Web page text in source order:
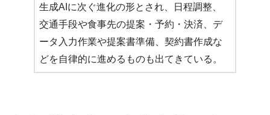
生成AIに次ぐ進化の形とされ、日程調整、
交通手段や食事先の提案・予約・決済、デ
ータ入力作業や提案書準備、契約書作成な
どを自律的に進めるものも出てきている。